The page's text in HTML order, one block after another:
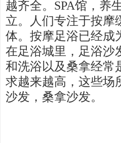
越齐全。SPA馆，养
立。人们专注于按摩
体。按摩足浴已经成
在足浴城里，足浴沙
和洗浴以及桑拿经常
求越来越高，这些场
沙发，桑拿沙发。